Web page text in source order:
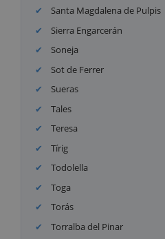
Santa Magdalena de Pulpis
Sierra Engarcerán
Soneja
Sot de Ferrer
Sueras
Tales
Teresa
Tírig
Todolella
Toga
Torás
Torralba del Pinar